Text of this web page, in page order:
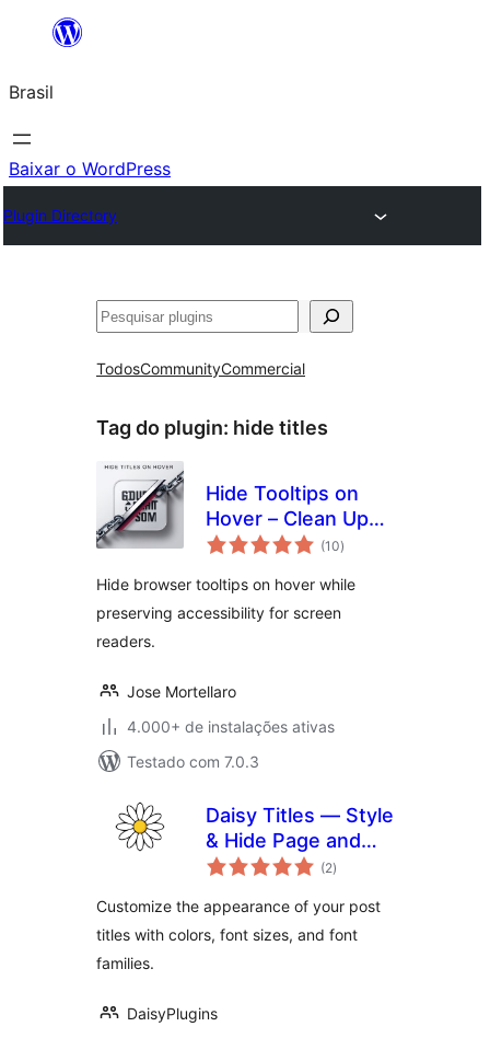
o
conteúdo
Brasil
Baixar o WordPress
Plugin Directory
Pesquisar
TodosCommunityCommercial
Tag do plugin: hide titles
Hide Tooltips on
Hover – Clean Up
Title Attributes
Accessibility
(10total
de
)
Hide browser tooltips on hover while
preserving accessibility for screen
readers.
Jose Mortellaro
4.000+ de instalações ativas
Testado com 7.0.3
Daisy Titles — Style
& Hide Page and
Post Titles
(2total
de
)
Customize the appearance of your post
titles with colors, font sizes, and font
families.
DaisyPlugins